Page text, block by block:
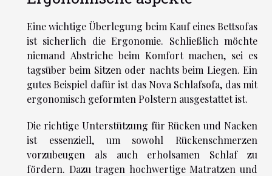
Eine wichtige Überlegung beim Kauf eines Bettsofas
ist sicherlich die Ergonomie. Schließlich möchte
niemand Abstriche beim Komfort machen, sei es
tagsüber beim Sitzen oder nachts beim Liegen. Ein
gutes Beispiel dafür ist das Nova Schlafsofa, das mit
ergonomisch geformten Polstern ausgestattet ist.
Die richtige Unterstützung für Rücken und Nacken
ist essenziell, um sowohl Rückenschmerzen
vorzubeugen als auch erholsamen Schlaf zu
fördern. Dazu tragen hochwertige Matratzen und